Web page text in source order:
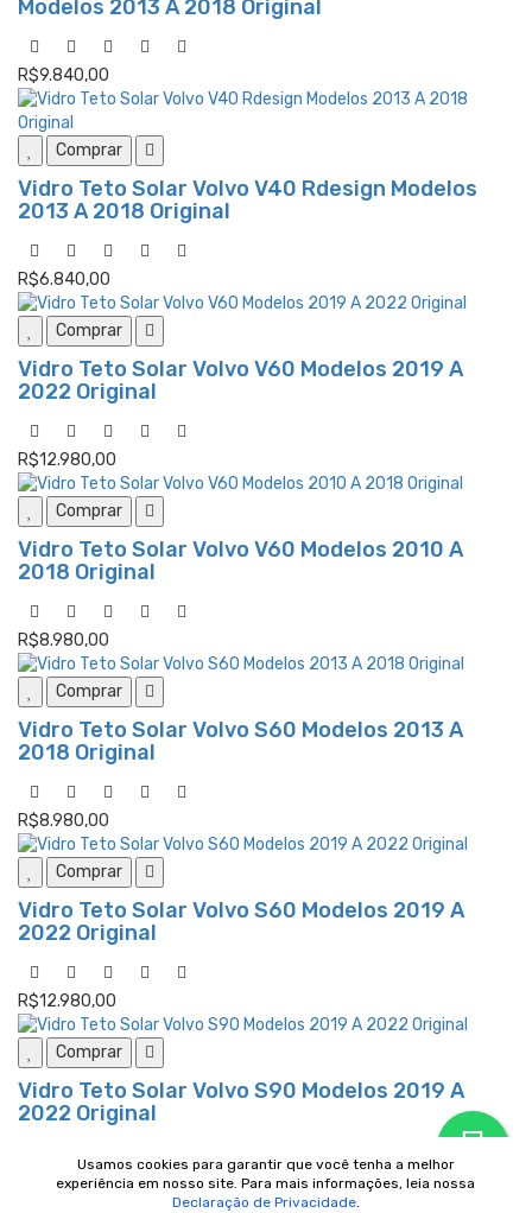
Modelos 2013 A 2018 Original
R$9.840,00
Comprar
Vidro Teto Solar Volvo V40 Rdesign Modelos
2013 A 2018 Original
R$6.840,00
Comprar
Vidro Teto Solar Volvo V60 Modelos 2019 A
2022 Original
R$12.980,00
Comprar
Vidro Teto Solar Volvo V60 Modelos 2010 A
2018 Original
R$8.980,00
Comprar
Vidro Teto Solar Volvo S60 Modelos 2013 A
2018 Original
R$8.980,00
Comprar
Vidro Teto Solar Volvo S60 Modelos 2019 A
2022 Original
R$12.980,00
Comprar
Vidro Teto Solar Volvo S90 Modelos 2019 A
2022 Original
R$12.980,00
Mostrar menos
Usamos cookies para garantir que você tenha a melhor
experiência em nosso site. Para mais informações, leia nossa
Declaração de Privacidade.